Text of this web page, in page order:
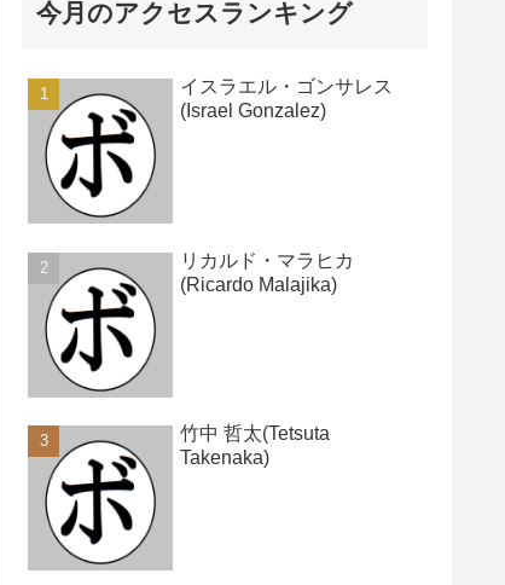
今月のアクセスランキング
イスラエル・ゴンサレス
(Israel Gonzalez)
リカルド・マラヒカ
(Ricardo Malajika)
竹中 哲太(Tetsuta
Takenaka)